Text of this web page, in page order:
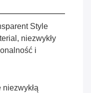
Style
niezwykły
i
niezwykłą